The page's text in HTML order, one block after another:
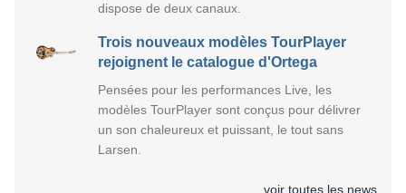
dispose de deux canaux.
Trois nouveaux modèles TourPlayer
rejoignent le catalogue d'Ortega
Pensées pour les performances Live, les
modèles TourPlayer sont conçus pour délivrer
un son chaleureux et puissant, le tout sans
Larsen.
voir toutes les news